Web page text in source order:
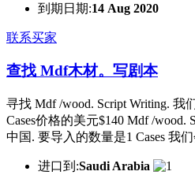
到期日期:14 Aug 2020
联系买家
查找 Mdf木材。写剧本
寻找 Mdf /wood. Script Writing.
Cases价格的美元$140 Mdf /wood.
中国. 要导入的数量是1 Cases 我
进口到:Saudi Arabia